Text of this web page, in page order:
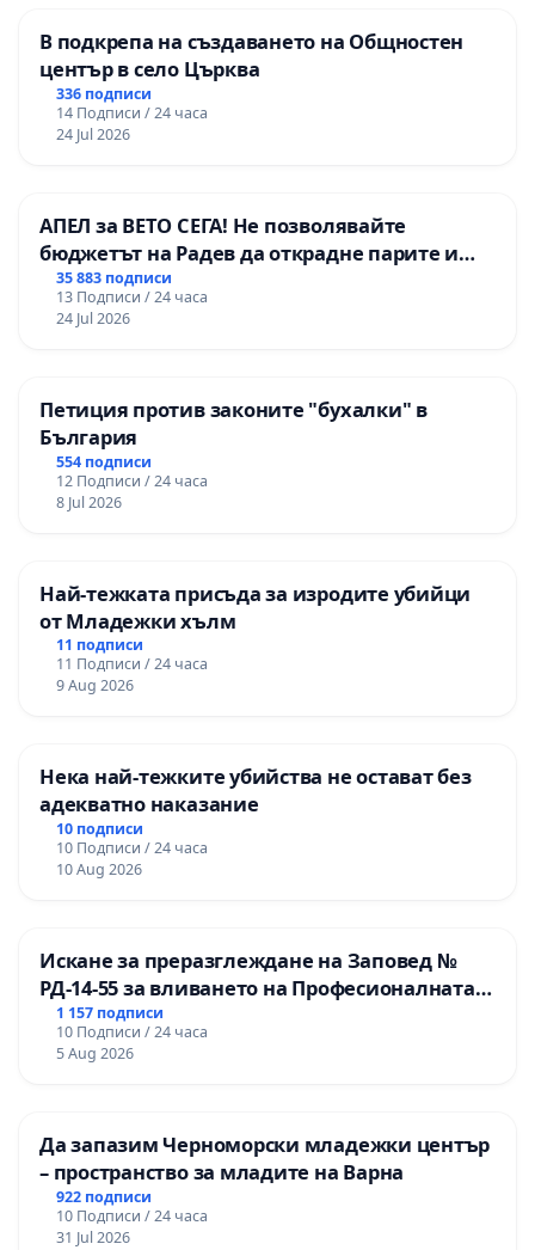
В подкрепа на създаването на Общностен
център в село Църква
336 подписи
14 Подписи / 24 часа
24 Jul 2026
АПЕЛ за ВЕТО СЕГА! Не позволявайте
бюджетът на Радев да открадне парите и
правата ни в тъмното
35 883 подписи
13 Подписи / 24 часа
24 Jul 2026
Петиция против законите "бухалки" в
България
554 подписи
12 Подписи / 24 часа
8 Jul 2026
Най-тежката присъда за изродите убийци
от Младежки хълм
11 подписи
11 Подписи / 24 часа
9 Aug 2026
Нека най-тежките убийства не остават без
адекватно наказание
10 подписи
10 Подписи / 24 часа
10 Aug 2026
Искане за преразглеждане на Заповед №
РД-14-55 за вливането на Професионалната
гимназия по промишлени технологии в
Професионалната гимназия по икономика и
мениджмънт – гр. Пазарджик
1 157 подписи
10 Подписи / 24 часа
5 Aug 2026
Да запазим Черноморски младежки център
– пространство за младите на Варна
922 подписи
10 Подписи / 24 часа
31 Jul 2026